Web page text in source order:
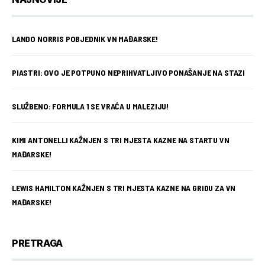
LANDO NORRIS POBJEDNIK VN MAĐARSKE!
PIASTRI: OVO JE POTPUNO NEPRIHVATLJIVO PONAŠANJE NA STAZI
SLUŽBENO: FORMULA 1 SE VRAĆA U MALEZIJU!
KIMI ANTONELLI KAŽNJEN S TRI MJESTA KAZNE NA STARTU VN
MAĐARSKE!
LEWIS HAMILTON KAŽNJEN S TRI MJESTA KAZNE NA GRIDU ZA VN
MAĐARSKE!
PRETRAGA